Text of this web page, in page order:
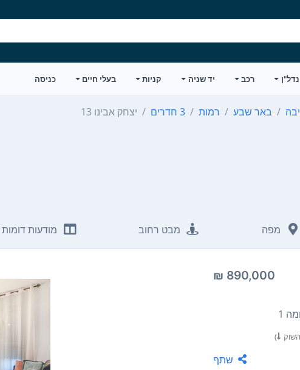
נדל"ן רכב יד שניה קניות בעלי חיים כניסה
באר שבע רמות 3 חדרים יצחק אבינו 13
מפה מבט רחוב מודעות דומות
890,000 ₪
1
)
שתף